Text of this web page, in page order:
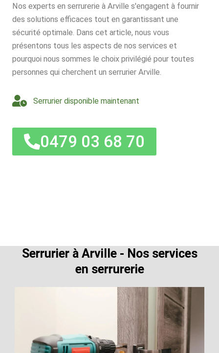
Nos experts en serrurerie à Arville s'engagent à fournir
des solutions efficaces tout en garantissant une
sécurité optimale. Dans cet article, nous vous
présentons tous les aspects de nos services et
pourquoi nous sommes le choix privilégié pour toutes
personnes qui cherchent un serrurier Arville.
Serrurier disponible maintenant
0479 03 68 70
Serrurier à Arville - Nos services
en serrurerie